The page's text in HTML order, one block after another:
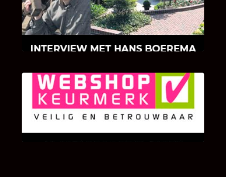
Hoe Bricks and Stones ontstaan is en wat
Hans Boerema motiveert in de wereld van
klinkers en tegels!
KLANT BEOORDELINGEN
We zijn er zeer op gesteld om te weten wat u
als klant van ons en onze diensten vindt.